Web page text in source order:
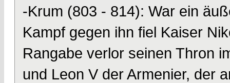
-Krum (803 - 814): War ein
Kampf gegen ihn fiel Kaiser
Rangabe verlor seinen Thron
und Leon V der Armenier, der